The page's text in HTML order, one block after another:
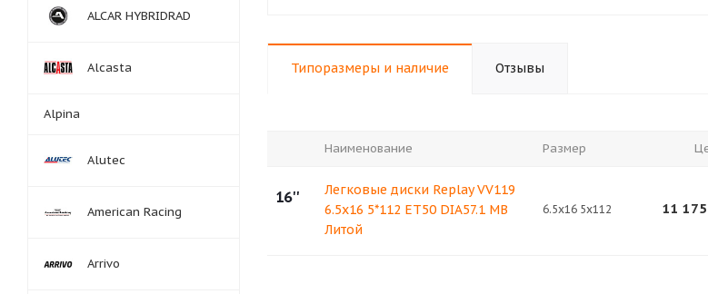
Типоразмеры и наличие Отзывы
Наименование Размер
16''
Легковые диски Replay VV119
6.5x16 5*112 ET50 DIA57.1 MB
Литой
6.5x16 5x112 11 175
ALCAR HYBRIDRAD
Alcasta
Alpina
Alutec
American Racing
Arrivo